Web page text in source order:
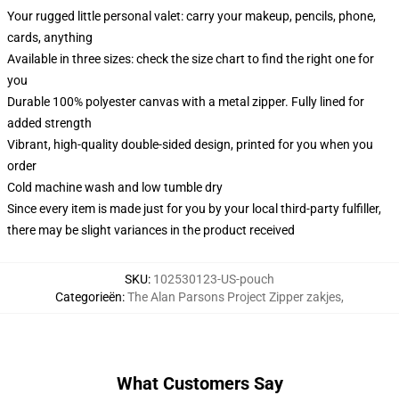
Your rugged little personal valet: carry your makeup, pencils, phone,
cards, anything
Available in three sizes: check the size chart to find the right one for
you
Durable 100% polyester canvas with a metal zipper. Fully lined for
added strength
Vibrant, high-quality double-sided design, printed for you when you
order
Cold machine wash and low tumble dry
Since every item is made just for you by your local third-party fulfiller,
there may be slight variances in the product received
SKU: 102530123-US-pouch
Categorieën:The Alan Parsons Project Zipper zakjes,
What Customers Say